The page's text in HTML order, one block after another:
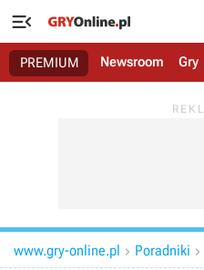

PREMIUM Newsroom Gry
www.gry-online.pl  Poradniki 